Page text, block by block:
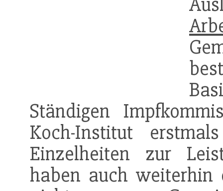
Ständigen
Koch-Institut
Einzelheiten zur
haben auch weiterhin